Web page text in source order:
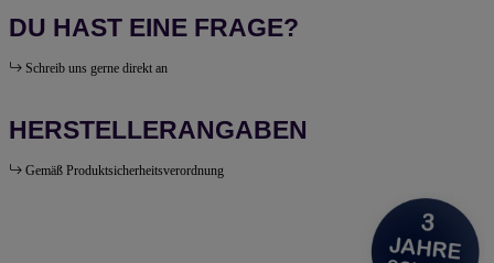
DU HAST EINE FRAGE?
Schreib uns gerne direkt an
HERSTELLERANGABEN
Gemäß Produktsicherheitsverordnung